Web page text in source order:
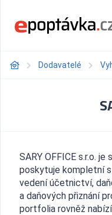
Dodavatelé
SARY OFFICE s.r.o.
poskytuje kompletní
vedení účetnictví,
a daňových přiznání
portfolia rovněž